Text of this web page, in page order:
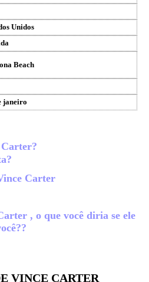
Unidos
Beach
janeiro
Carter?
Carter
, o que você diria se ele
VINCE CARTER